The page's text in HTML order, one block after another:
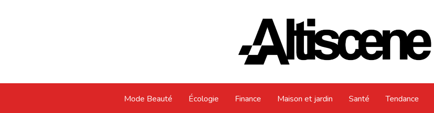
Mode Beauté Écologie Finance Maison et jardin Santé Tendance